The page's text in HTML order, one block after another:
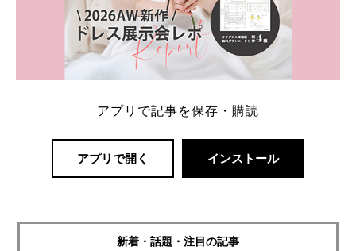
アプリで記事を保存・購読
アプリで開く インストール
新着・話題・注目の記事